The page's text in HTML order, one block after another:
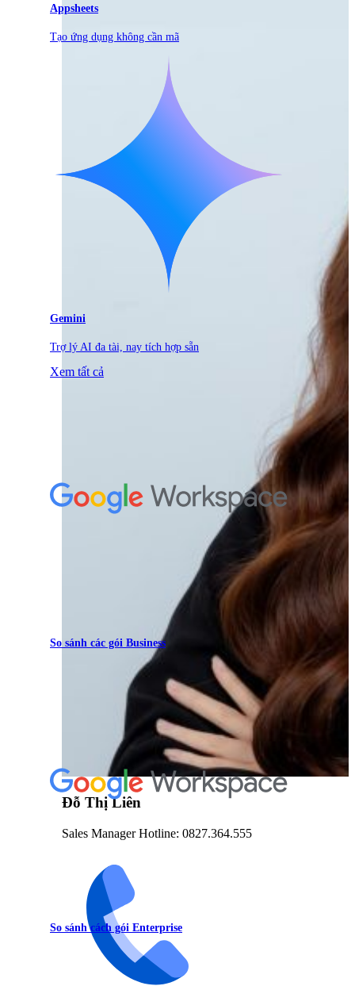
Đỗ Thị Liên
Sales Manager Hotline: 0827.364.555
Appsheets
Tạo ứng dụng không cần mã
Gemini
Trợ lý AI đa tài, nay tích hợp sẵn
Xem tất cả
So sánh các gói Business
So sánh cách gói Enterprise